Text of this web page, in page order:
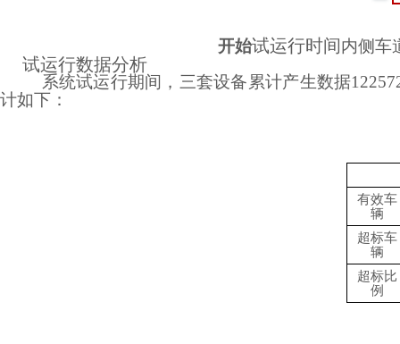
开始试运行时间内侧车
试运行数据分析
系统试运行期间，三套设备累计产生数据
计如下：
有效车
辆
超标车
辆
超标比
例